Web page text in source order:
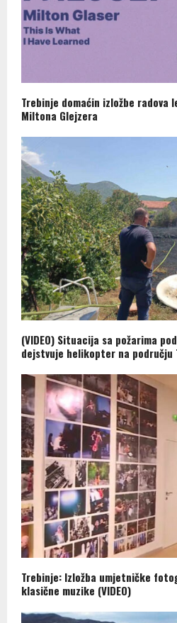
Trebinje domaćin izložbe radova
Miltona Glejzera
(VIDEO) Situacija sa požarima
dejstvuje helikopter na području
Trebinje: Izložba umjetničke
klasične muzike (VIDEO)